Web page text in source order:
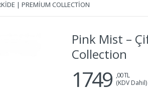
| PREMIUM COLLECTION
Pink Mist –
Collection
1749 ,00 TL
(KDV Dahil)